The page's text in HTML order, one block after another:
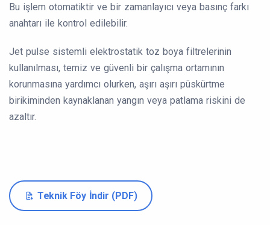
Bu işlem otomatiktir ve bir zamanlayıcı veya basınç farkı
anahtarı ile kontrol edilebilir.
Jet pulse sistemli elektrostatik toz boya filtrelerinin
kullanılması, temiz ve güvenli bir çalışma ortamının
korunmasına yardımcı olurken, aşırı aşırı püskürtme
birikiminden kaynaklanan yangın veya patlama riskini de
azaltır.
Teknik Föy İndir (PDF)